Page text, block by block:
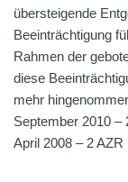
übersteigende
Beeinträchtigung
Rahmen der
diese
mehr
September 2010 –
April 2008 – 2